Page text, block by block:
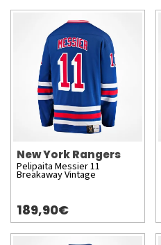
New York Rangers
Pelipaita Messier 11
Breakaway Vintage
189,90€